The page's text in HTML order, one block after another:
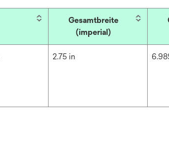
Gesamtbreite
(imperial)
2.75 in